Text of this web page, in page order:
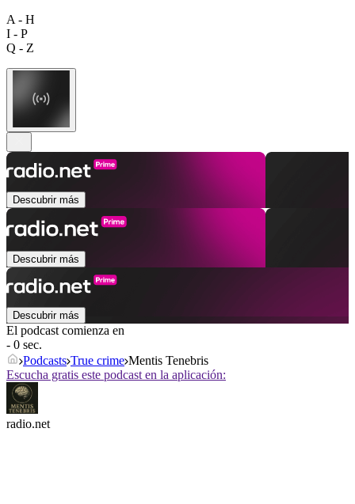
A - H
I - P
Q - Z
Descubrir más
Descubrir más
Descubrir más
El podcast comienza en
- 0 sec.
Podcasts True crime Mentis Tenebris
Escucha gratis este podcast en la aplicación:
radio.net